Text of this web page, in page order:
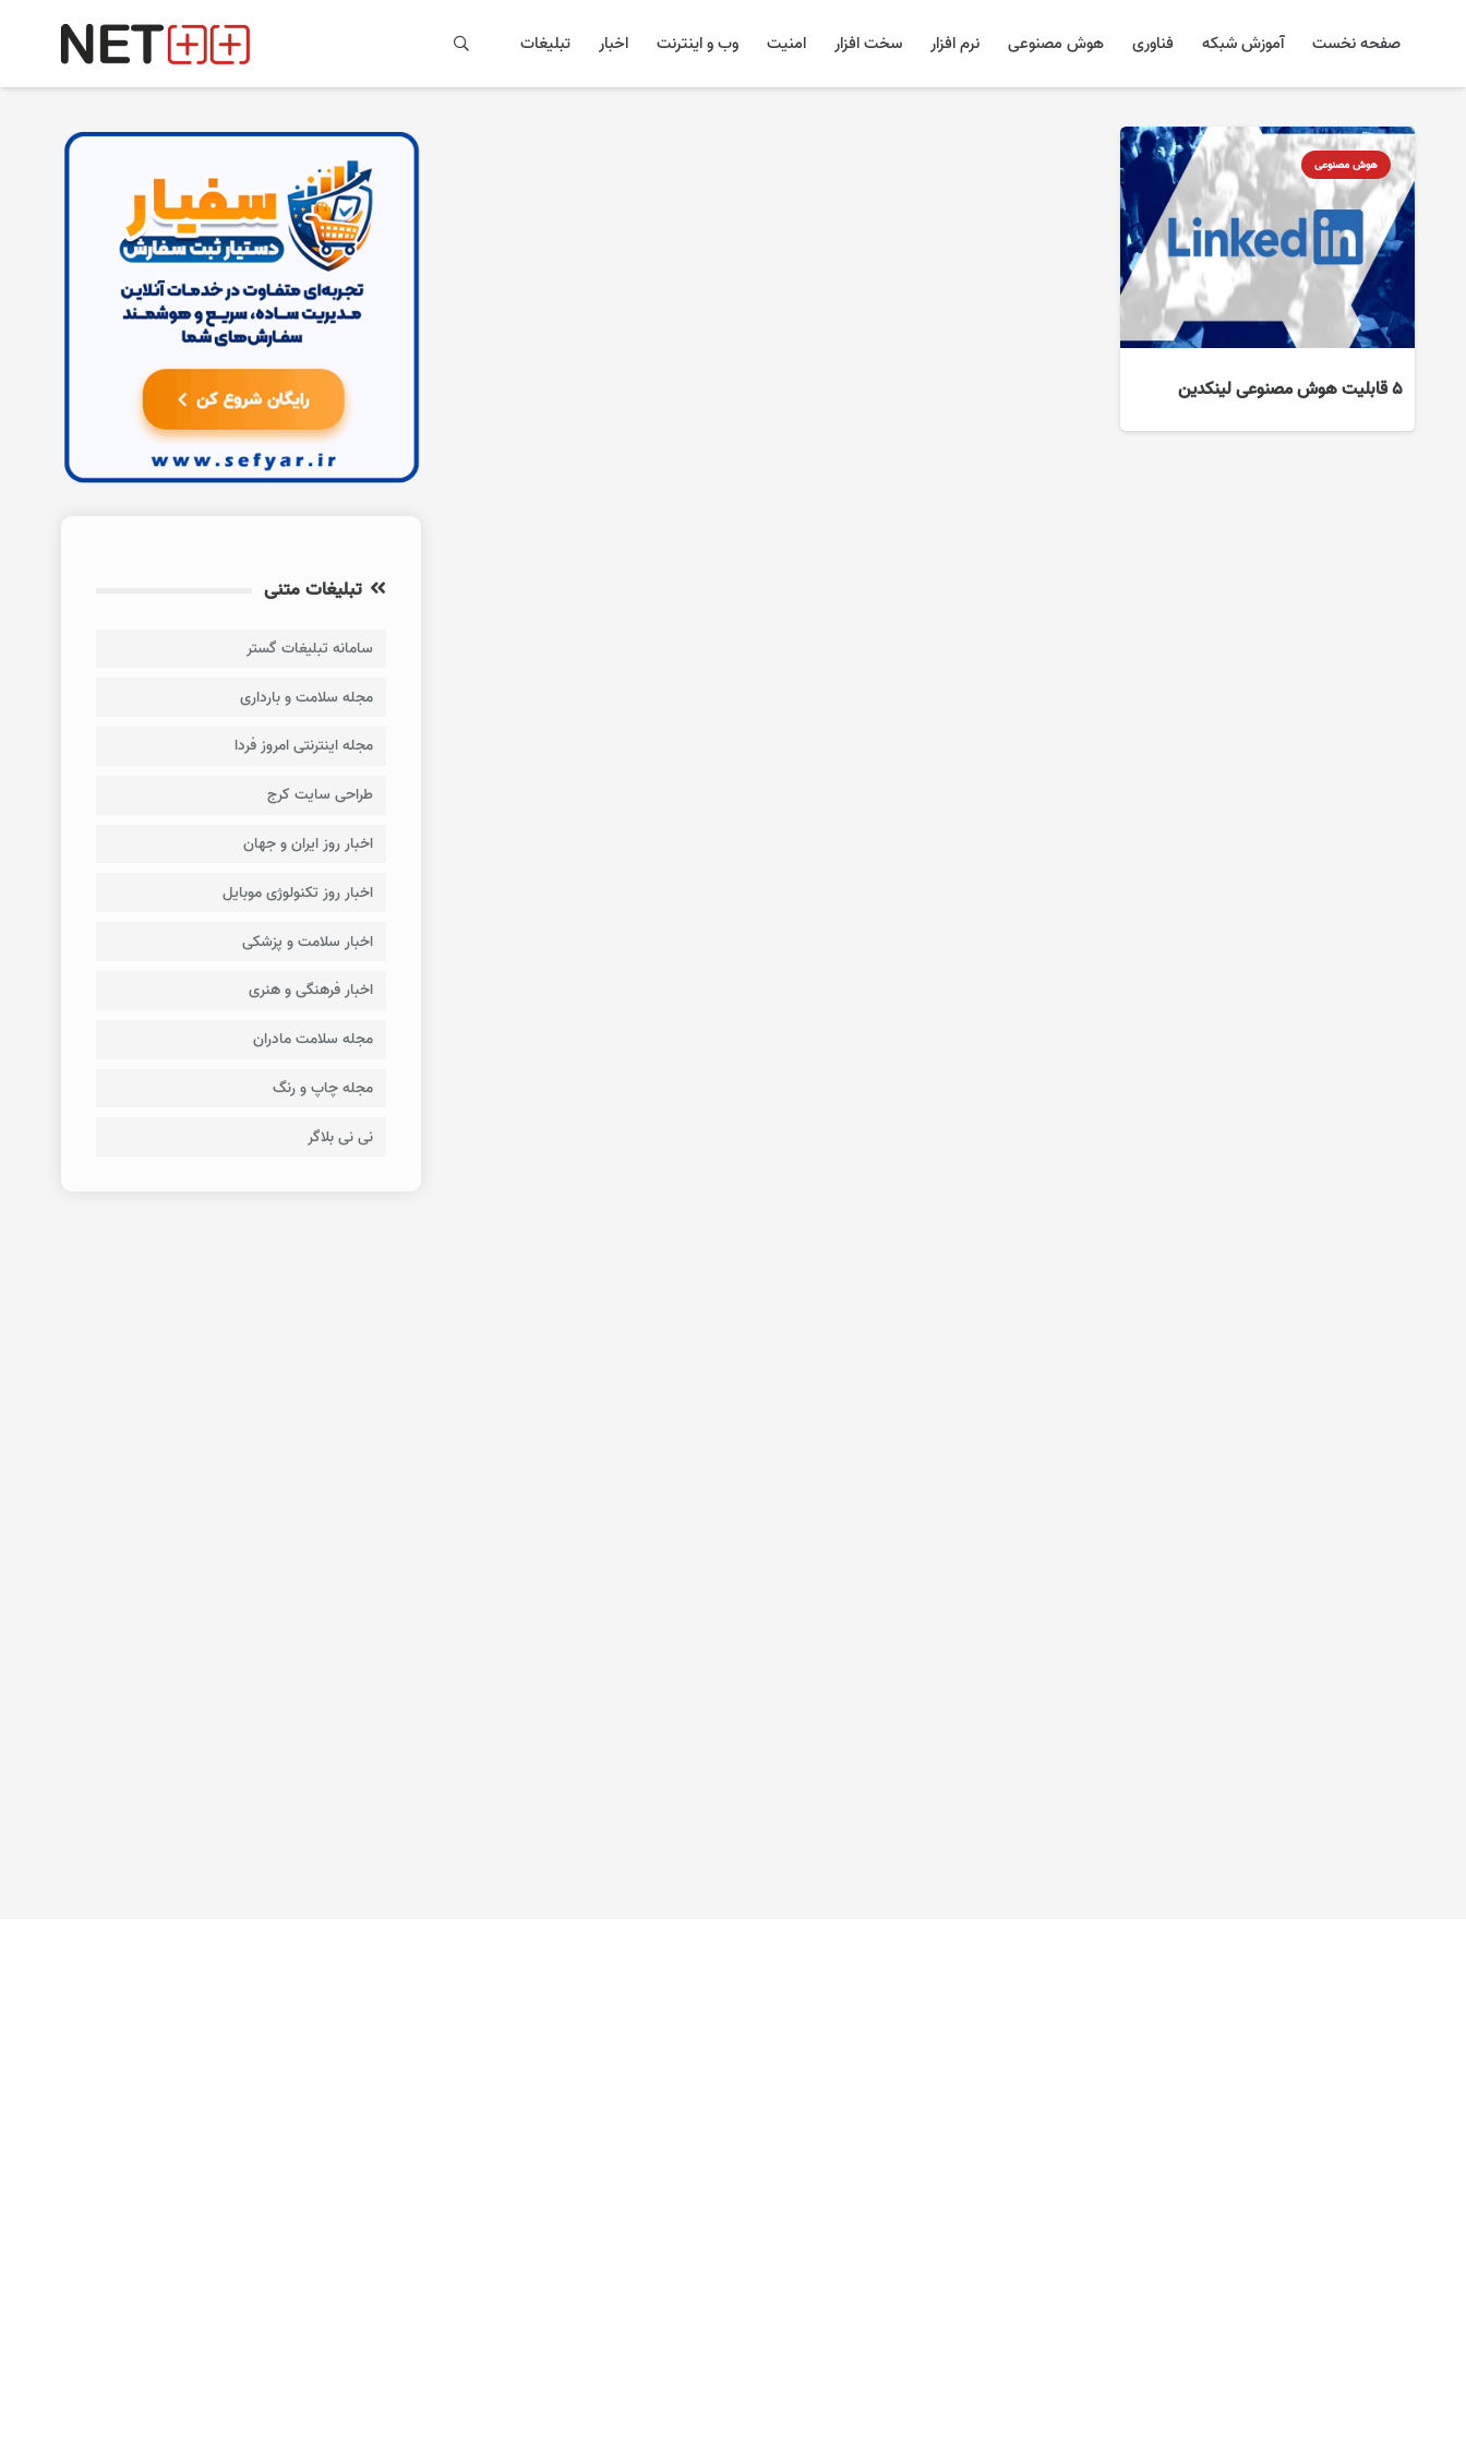
صفحه نخست آموزش شبکه فناوری هوش مصنوعی نرم افزار سخت افزار امنیت وب و اینترنت اخبار تبلیغات
هوش مصنوعی
۵ قابلیت هوش مصنوعی لینکدین
تبلیغات متنی
سامانه تبلیغات گستر
مجله سلامت و بارداری
مجله اینترنتی امروز فردا
طراحی سایت کرج
اخبار روز ایران و جهان
اخبار روز تکنولوژی موبایل
اخبار سلامت و پزشکی
اخبار فرهنگی و هنری
مجله سلامت مادران
مجله چاپ و رنگ
نی نی بلاگر